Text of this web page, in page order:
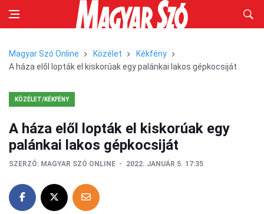
Magyar Szó Online Közélet
Kékfény
A háza elől lopták el kiskorúak egy palánkai lakos gépkocsiját
KÖZÉLET/KÉKFÉNY
A háza elől lopták el kiskorúak egy
palánkai lakos gépkocsiját
SZERZŐ: MAGYAR SZÓ ONLINE 2022. JANUÁR 5. 17:35